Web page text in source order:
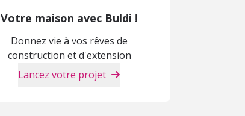
Votre maison avec Buldi !
Donnez vie à vos rêves de
construction et d'extension
Lancez votre projet